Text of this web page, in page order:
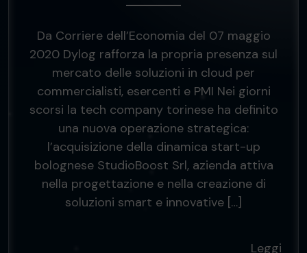
Da Corriere dell’Economia del 07 maggio
2020 Dylog rafforza la propria presenza sul
mercato delle soluzioni in cloud per
commercialisti, esercenti e PMI Nei giorni
scorsi la tech company torinese ha definito
una nuova operazione strategica:
l’acquisizione della dinamica start-up
bolognese StudioBoost Srl, azienda attiva
nella progettazione e nella creazione di
soluzioni smart e innovative […]
Leggi